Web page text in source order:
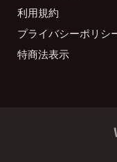
利用規約
プライバシーポリシ
特商法表示